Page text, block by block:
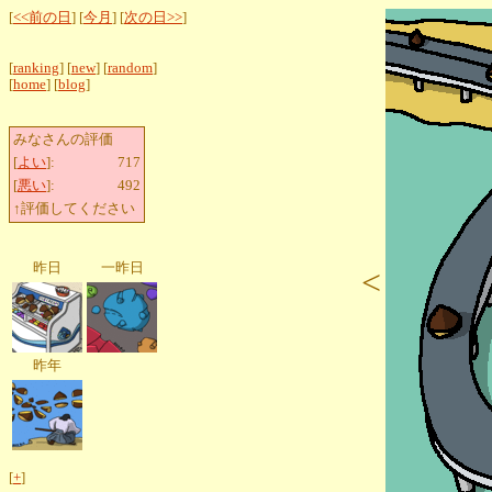
[<<前の日 ] [今月 ] [次の日>>]
[ranking] [new] [random]
[home] [blog]
みなさんの評価
[よい]:
717
[悪い]:
492
↑評価してください
昨日 一昨日
昨年
[+]
<